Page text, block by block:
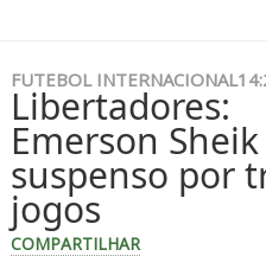
FUTEBOL INTERNACIONAL
Libertadores:
Emerson
suspenso por
jogos
COMPARTILHAR